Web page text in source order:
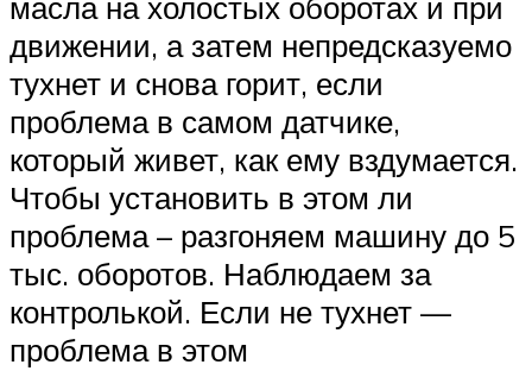
движении, а затем непредсказуемо
тухнет и снова горит, если
проблема в самом датчике,
который живет, как ему вздумается.
Чтобы установить в этом ли
проблема – разгоняем машину до 5
тыс. оборотов. Наблюдаем за
контролькой. Если не тухнет —
проблема в этом